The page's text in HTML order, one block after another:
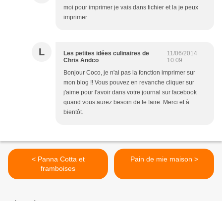
moi pour imprimer je vais dans fichier et la je peux
imprimer
L
Les petites idées culinaires de
Chris Andco
11/06/2014
10:09
Bonjour Coco, je n'ai pas la fonction imprimer sur
mon blog !! Vous pouvez en revanche cliquer sur
j'aime pour l'avoir dans votre journal sur facebook
quand vous aurez besoin de le faire. Merci et à
bientôt.
< Panna Cotta et
framboises
Pain de mie maison >